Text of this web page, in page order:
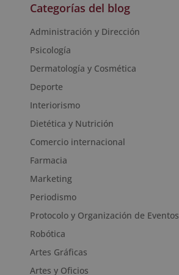
Categorías del blog
Administración y Dirección
Psicología
Dermatología y Cosmética
Deporte
Interiorismo
Dietética y Nutrición
Comercio internacional
Farmacia
Marketing
Periodismo
Protocolo y Organización de Eventos
Robótica
Artes Gráficas
Artes y Oficios